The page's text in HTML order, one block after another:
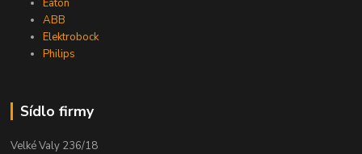
Eaton
ABB
Elektrobock
Philips
Sídlo firmy
Velké Valy 236/18